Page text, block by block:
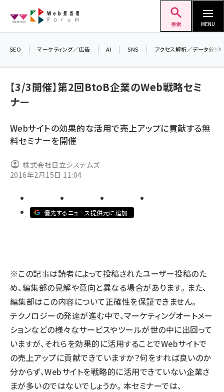
ン
検索 MENU
ai (2811)
note (2315)
z世代 (1623)
SEO マーケティング／広告 AI SNS アクセス解析／データ分析
【3/3開催】第2回BtoB企業のWeb戦略セミ
ナー
Webサイトの効果的な活用で売上アップに貢献する無
料セミナーを開催
株式会社日立システムズ
2016年2月15日 11:04
優先するニュース提供元に追加
※この記事は読者によって投稿されたユーザー投稿のた
め、編集部の見解や意向と異なる場合があります。 また、
編集部はこの内容について正確性を保証できません。
テクノロジーの発達が進む中で、マーケティングオートメー
ションなどの様々なサービスやツールが世の中に出回って
いますが、それらを効果的に活用することでWebサイトで
の売上アップに貢献できていますか？何をすれば良いのか
分からず、Webサイトを戦略的に活用できていない企業さ
まが多いのではないでしょうか。 本セミナーでは、